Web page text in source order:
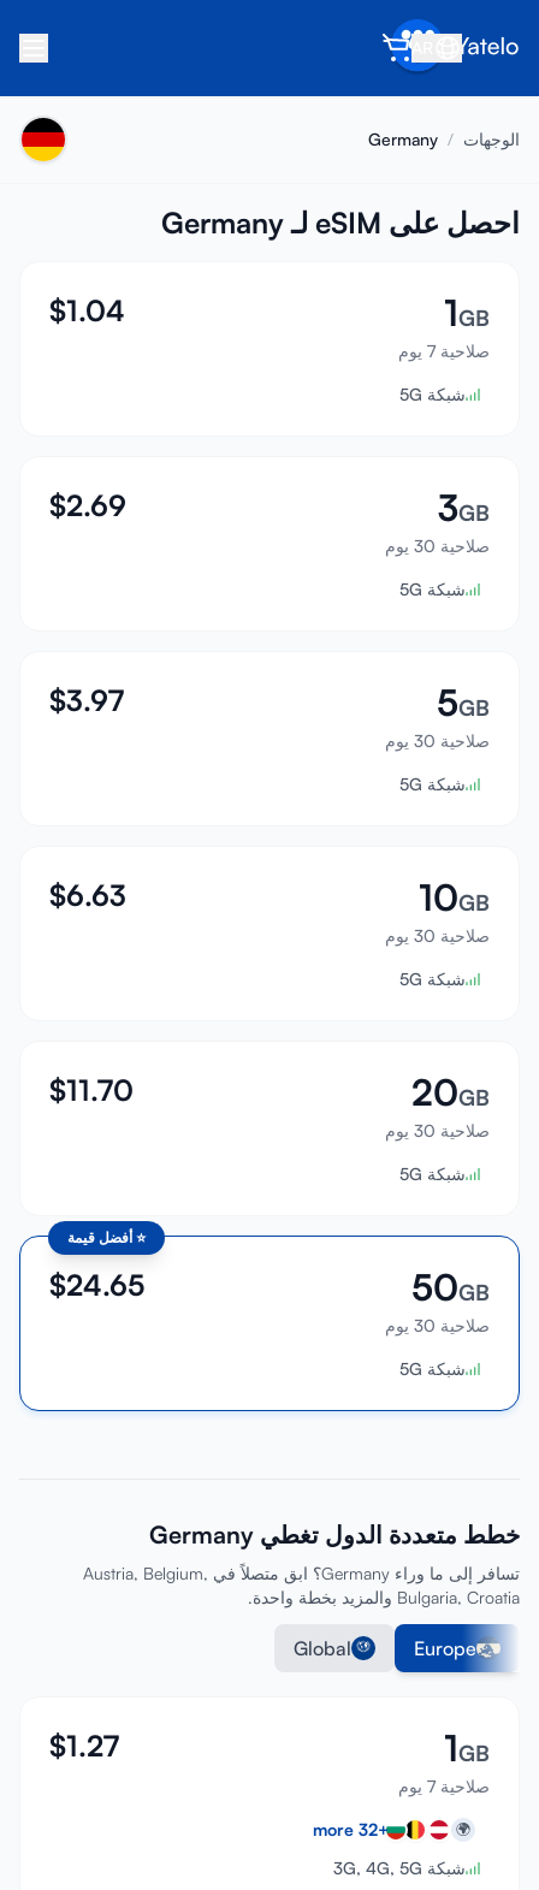
عن Yatelo
أحل صديقاً
كن شريكاً
مركز المساعدة
توافق الأجهزة
تسجيل الدخول
الوجهات /
Germany
احصل على eSIM لـ Germany
1GB
صلاحية 7 يوم
$1.04
شبكة 5G
3GB
صلاحية 30 يوم
$2.69
شبكة 5G
5GB
صلاحية 30 يوم
$3.97
شبكة 5G
10GB
صلاحية 30 يوم
$6.63
شبكة 5G
20GB
صلاحية 30 يوم
$11.70
شبكة 5G
⭐أفضل قيمة
50GB
صلاحية 30 يوم
$24.65
شبكة 5G
خطط متعددة الدول تغطي Germany
تسافر إلى ما وراء Germany؟ ابق متصلاً في Austria, Belgium,
Bulgaria, Croatia والمزيد بخطة واحدة.
Europe
Global
1GB
صلاحية 7 يوم
$1.27
🌍
+
32
شبكة 3G, 4G, 5G